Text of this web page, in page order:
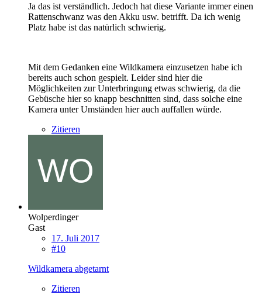
Ja das ist verständlich. Jedoch hat diese Variante immer einen
Rattenschwanz was den Akku usw. betrifft. Da ich wenig
Platz habe ist das natürlich schwierig.
Mit dem Gedanken eine Wildkamera einzusetzen habe ich
bereits auch schon gespielt. Leider sind hier die
Möglichkeiten zur Unterbringung etwas schwierig, da die
Gebüsche hier so knapp beschnitten sind, dass solche eine
Kamera unter Umständen hier auch auffallen würde.
Zitieren
Wolperdinger
Gast
17. Juli 2017
#10
Wildkamera abgetarnt
Zitieren